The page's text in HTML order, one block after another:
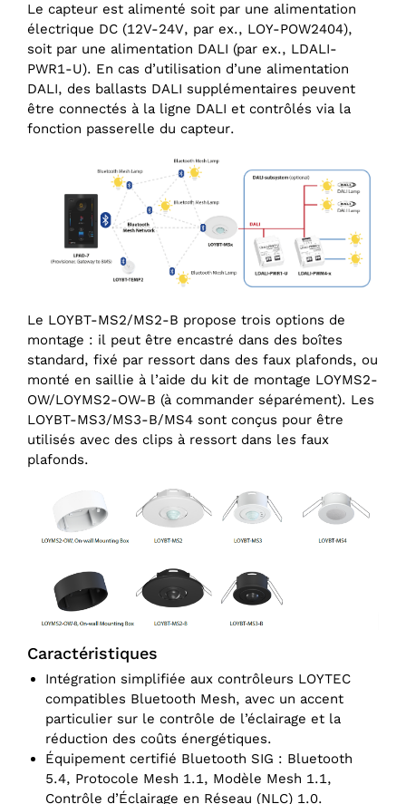
Le capteur est alimenté soit par une alimentation
électrique DC (12V-24V, par ex., LOY-POW2404),
soit par une alimentation DALI (par ex., LDALI-
PWR1-U). En cas d’utilisation d’une alimentation
DALI, des ballasts DALI supplémentaires peuvent
être connectés à la ligne DALI et contrôlés via la
fonction passerelle du capteur.
Le LOYBT-MS2/MS2-B propose trois options de
montage : il peut être encastré dans des boîtes
standard, fixé par ressort dans des faux plafonds, ou
monté en saillie à l’aide du kit de montage LOYMS2-
OW/LOYMS2-OW-B (à commander séparément). Les
LOYBT-MS3/MS3-B/MS4 sont conçus pour être
utilisés avec des clips à ressort dans les faux
plafonds.
Caractéristiques
Intégration simplifiée aux contrôleurs LOYTEC
compatibles Bluetooth Mesh, avec un accent
particulier sur le contrôle de l’éclairage et la
réduction des coûts énergétiques.
Équipement certifié Bluetooth SIG : Bluetooth
5.4, Protocole Mesh 1.1, Modèle Mesh 1.1,
Contrôle d’Éclairage en Réseau (NLC) 1.0.